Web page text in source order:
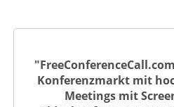
Konferenzmarkt mit
Meetings mit